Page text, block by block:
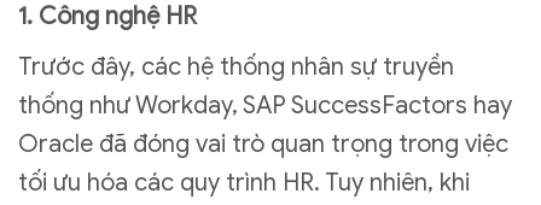
1. Công nghệ HR
Trước đây, các hệ thống nhân sự truyền
thống như Workday, SAP SuccessFactors hay
Oracle đã đóng vai trò quan trọng trong việc
tối ưu hóa các quy trình HR. Tuy nhiên, khi